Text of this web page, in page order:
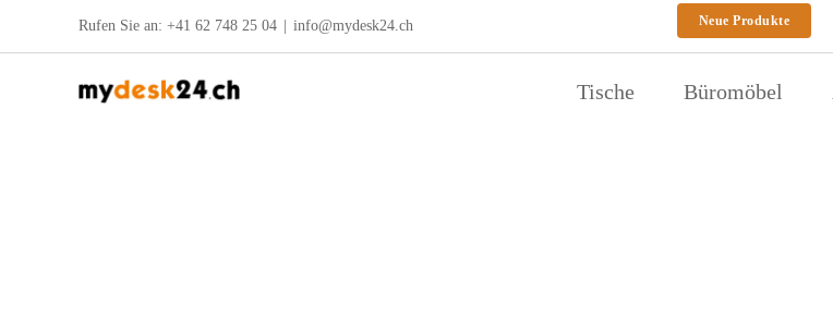
Rufen Sie an: +41 62 748 25 04 info@mydesk24.ch Neue Produkte
Tische Büromöbel